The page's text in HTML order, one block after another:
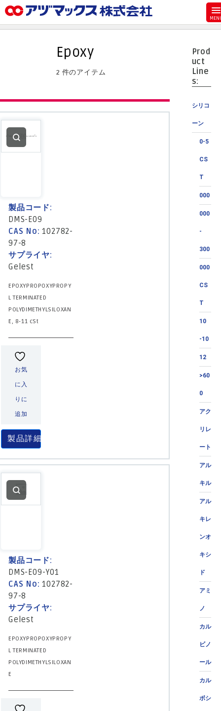
代理店一覧
支払い
Prod
uct
Line
s:
シリコ
ーン
0-5
CS
T
000
000
-
300
000
CS
T
10
-10
12
>60
0
アク
リレ
ート
アル
キル
アル
キレ
ンオ
キシ
ド
アミ
ノ
カル
ビノ
ール
カル
ボシ
Epoxy
2 件のアイテム
製品コード:
DMS-E09
CAS No:102782-
97-8
サプライヤ:
Gelest
EPOXYPROPOXYPROPY
L TERMINATED
POLYDIMETHYLSILOXAN
E, 8-11 cSt
お気
に入
りに
追加
製品詳細
製品コード:
DMS-E09-Y01
CAS No:102782-
97-8
サプライヤ:
Gelest
EPOXYPROPOXYPROPY
L TERMINATED
POLYDIMETHYLSILOXAN
E